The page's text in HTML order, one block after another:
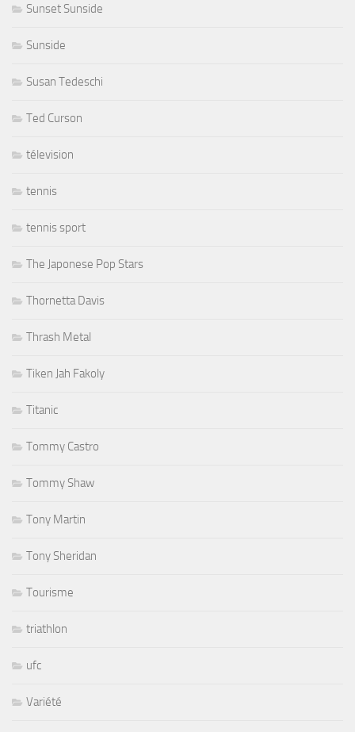
Sunset Sunside
Sunside
Susan Tedeschi
Ted Curson
télevision
tennis
tennis sport
The Japonese Pop Stars
Thornetta Davis
Thrash Metal
Tiken Jah Fakoly
Titanic
Tommy Castro
Tommy Shaw
Tony Martin
Tony Sheridan
Tourisme
triathlon
ufc
Variété